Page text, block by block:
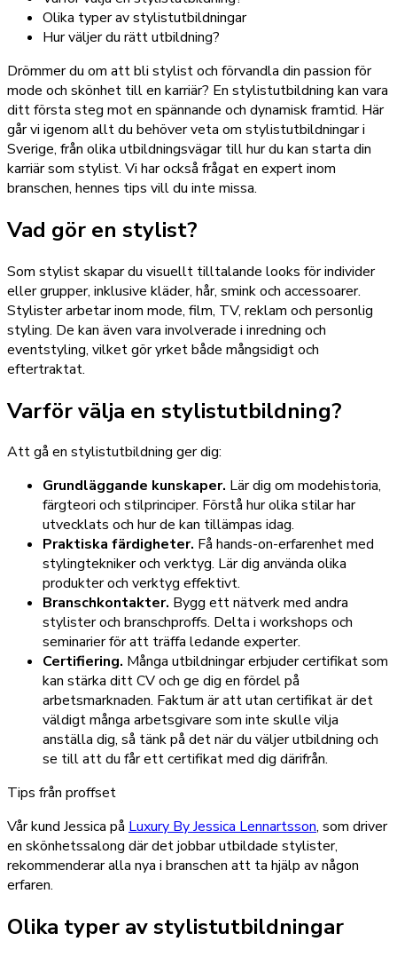
Olika typer av stylistutbildningar
Hur väljer du rätt utbildning?
Drömmer du om att bli stylist och förvandla din passion för
mode och skönhet till en karriär? En stylistutbildning kan vara
ditt första steg mot en spännande och dynamisk framtid. Här
går vi igenom allt du behöver veta om stylistutbildningar i
Sverige, från olika utbildningsvägar till hur du kan starta din
karriär som stylist. Vi har också frågat en expert inom
branschen, hennes tips vill du inte missa.
Vad gör en stylist?
Som stylist skapar du visuellt tilltalande looks för individer
eller grupper, inklusive kläder, hår, smink och accessoarer.
Stylister arbetar inom mode, film, TV, reklam och personlig
styling. De kan även vara involverade i inredning och
eventstyling, vilket gör yrket både mångsidigt och
eftertraktat.
Varför välja en stylistutbildning?
Att gå en stylistutbildning ger dig:
Grundläggande kunskaper. Lär dig om modehistoria,
färgteori och stilprinciper. Förstå hur olika stilar har
utvecklats och hur de kan tillämpas idag.
Praktiska färdigheter. Få hands-on-erfarenhet med
stylingtekniker och verktyg. Lär dig använda olika
produkter och verktyg effektivt.
Branschkontakter. Bygg ett nätverk med andra
stylister och branschproffs. Delta i workshops och
seminarier för att träffa ledande experter.
Certifiering. Många utbildningar erbjuder certifikat som
kan stärka ditt CV och ge dig en fördel på
arbetsmarknaden. Faktum är att utan certifikat är det
väldigt många arbetsgivare som inte skulle vilja
anställa dig, så tänk på det när du väljer utbildning och
se till att du får ett certifikat med dig därifrån.
Tips från proffset
Vår kund Jessica på Luxury By Jessica Lennartsson, som driver
en skönhetssalong där det jobbar utbildade stylister,
rekommenderar alla nya i branschen att ta hjälp av någon
erfaren.
Olika typer av stylistutbildningar